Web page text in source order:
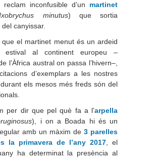
inconfusible d’un martinet
minutus) que sortia
del canyissar.
que el martinet menut és un ardeid
estival al continent europeu –
l’Àfrica austral on passa l’hivern–,
d’exemplars a les nostres
els mesos més freds són del
per dir que pel què fa a l’arpella
), i on a Boada hi és un
amb un màxim de 3 parelles
la primavera de l’any 2017 , el
ha determinat la presència al